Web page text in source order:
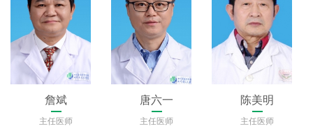
李贵森
主任医师
安崇贵
主任医师
张敏（小）
主任医师